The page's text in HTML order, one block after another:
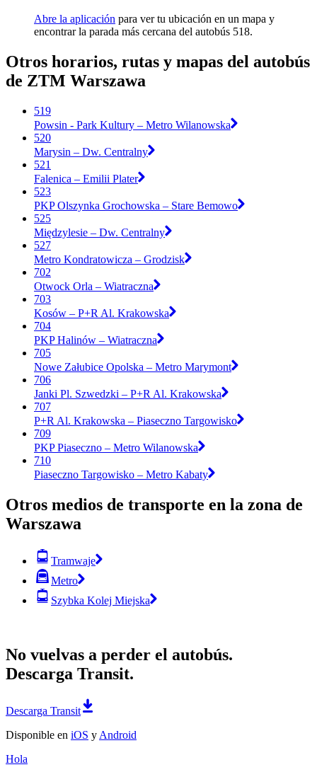
Abre la aplicación para ver tu ubicación en un mapa y
encontrar la parada más cercana del autobús 518.
Otros horarios, rutas y mapas del autobús
de ZTM Warszawa
519
Powsin - Park Kultury – Metro Wilanowska
520
Marysin – Dw. Centralny
521
Falenica – Emilii Plater
523
PKP Olszynka Grochowska – Stare Bemowo
525
Międzylesie – Dw. Centralny
527
Metro Kondratowicza – Grodzisk
702
Otwock Orla – Wiatraczna
703
Kosów – P+R Al. Krakowska
704
PKP Halinów – Wiatraczna
705
Nowe Załubice Opolska – Metro Marymont
706
Janki Pl. Szwedzki – P+R Al. Krakowska
707
P+R Al. Krakowska – Piaseczno Targowisko
709
PKP Piaseczno – Metro Wilanowska
710
Piaseczno Targowisko – Metro Kabaty
Otros medios de transporte en la zona de
Warszawa
Tramwaje
Metro
Szybka Kolej Miejska
No vuelvas a perder el autobús.
Descarga Transit.
Descarga Transit
Disponible en iOS y Android
Hola